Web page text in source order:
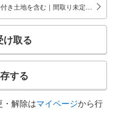
価格未定を含む｜建築条件付き土地を含む｜間取り未定を含む
け取る
する
解除はマイページから行